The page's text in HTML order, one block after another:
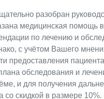
разобран
медицинская помощь
по лечению и
с учётом Вашего
предоставления
обследования и
и для получения
со скидкой в размере